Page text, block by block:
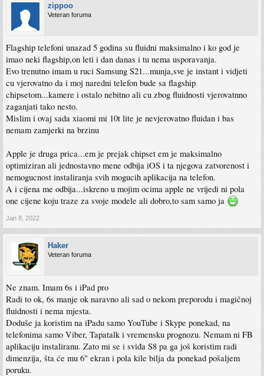
zippoo
Veteran foruma
Flagship telefoni unazad 5 godina su fluidni maksimalno i ko god je
imao neki flagship,on leti i dan danas i tu nema usporavanja.
Evo trenutno imam u ruci Samsung S21...munja,sve je instant i vidjeti
cu vjerovatno da i moj naredni telefon bude sa flagship
chipsetom...kamere i ostalo nebitno ali cu zbog fluidnosti vjerovatnno
zaganjati tako nesto.
Mislim i ovaj sada xiaomi mi 10t lite je nevjerovatno fluidan i bas
nemam zamjerki na brzinu
Apple je druga prica...em je prejak chipset em je maksimalno
optimiziran ali jednostavno mene odbija iOS i ta njegova zatvorenost i
nemogucnost instaliranja svih mogucih aplikacija na telefon.
A i cijena me odbija...iskreno u mojim ocima apple ne vrijedi ni pola
one cijene koju traze za svoje modele ali dobro,to sam samo ja
Jan 8, 2022
Haker
Veteran foruma
Ne znam. Imam 6s i iPad pro
Radi to ok, 6s manje ok naravno ali sad o nekom preporodu i magičnoj
fluidnosti i nema mjesta.
Doduše ja koristim na iPadu samo YouTube i Skype ponekad, na
telefonima samo Viber, Tapatalk i vremensku prognozu. Nemam ni FB
aplikaciju instaliranu. Zato mi se i sviđa S8 pa ga još koristim radi
dimenzija, šta će mu 6" ekran i pola kile bilja da ponekad pošaljem
poruku.